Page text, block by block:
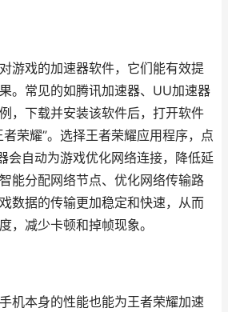
游戏的加速器软件，它们能有效提
。常见的如腾讯加速器、UU加速器
，下载并安装该软件后，打开软件
荣耀”。选择王者荣耀应用程序，点
会自动为游戏优化网络连接，降低延
能分配网络节点、优化网络传输路
数据的传输更加稳定和快速，从而
，减少卡顿和掉帧现象。
机本身的性能也能为王者荣耀加速